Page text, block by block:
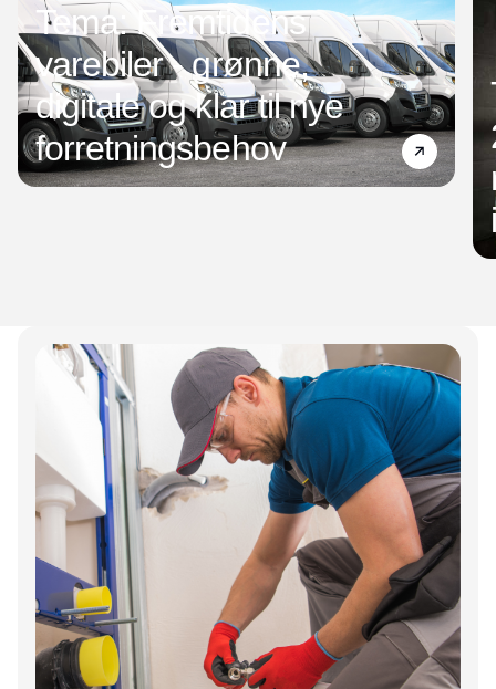
Tema: Fremtidens
varebiler - grønne,
digitale og klar til nye
forretningsbehov